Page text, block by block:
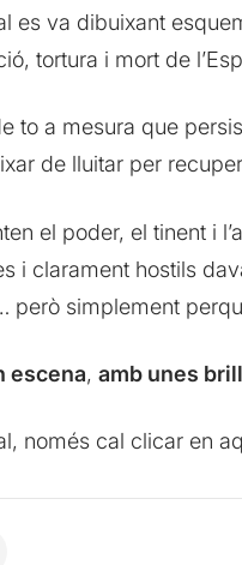
es va dibuixant
tortura i mort de
to a mesura que
de lluitar per
el poder, el tinent i
i clarament hostils
però simplement
escena, amb unes
només cal clicar en